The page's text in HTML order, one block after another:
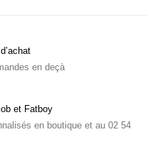
en deçà
et Fatboy
en boutique et au 02 54